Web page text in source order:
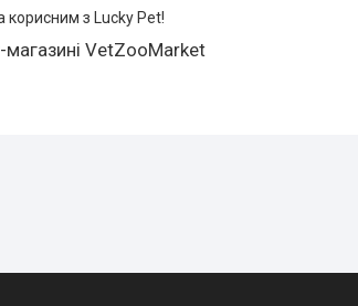
з Lucky Pet!
магазинi VetZooMarket